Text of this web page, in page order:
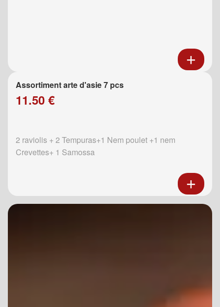
Assortiment arte d'asie 7 pcs
11.50 €
2 raviolis + 2 Tempuras+1 Nem poulet +1 nem
Crevettes+ 1 Samossa